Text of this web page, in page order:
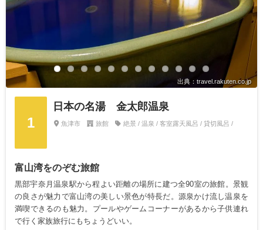
出典：travel.rakuten.co.jp
1
日本の名湯 金太郎温泉
魚津市 旅館 絶景 / 温泉 / 客室露天風呂 / 貸切風呂 /
富山湾をのぞむ旅館
黒部宇奈月温泉駅から程よい距離の場所に建つ全90室の旅館。景観
の良さが魅力で富山湾の美しい景色が特長だ。源泉かけ流し温泉を
満喫できるのも魅力。プールやゲームコーナーがあるから子供連れ
で行く家族旅行にもちょうどいい。